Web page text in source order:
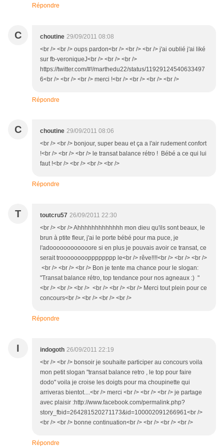
Répondre
C choutine 29/09/2011 08:08
<br /> <br /> oups pardon<br /> <br /> <br /> j'ai oublié j'ai liké
sur fb-veroniqueJ<br /> <br /> <br />
https://twitter.com/#!/marthedu22/status/11929124540633497
6<br /> <br /> <br /> merci !<br /> <br /> <br /> <br />
Répondre
C choutine 29/09/2011 08:06
<br /> <br /> bonjour, super beau et ça a l'air rudement confort
!<br /> <br /> <br /> le transat balance rétro ! Bébé a ce qui lui
faut !<br /> <br /> <br /> <br />
Répondre
T toutcru57 26/09/2011 22:30
<br /> <br /> Ahhhhhhhhhhhhh mon dieu qu'ils sont beaux, le
brun à ptite fleur, j'ai le porte bébé pour ma puce, je
l'adoooooooooooore si en plus je pouvais avoir ce transat, ce
serait troooooooopppppppp le<br /> rêve!!!!<br /> <br /> <br />
<br /> <br /> <br /> Bon je tente ma chance pour le slogan:
"Transat balance rétro, top tendance pour nos agneaux :) "
<br /> <br /> <br /> <br /> <br /> <br /> Merci tout plein pour ce
concours<br /> <br /> <br /> <br />
Répondre
I indogoth 26/09/2011 22:19
<br /> <br /> bonsoir je souhaite participer au concours voila
mon petit slogan "transat balance retro , le top pour faire
dodo" voila je croise les doigts pour ma choupinette qui
arriveras bientot....<br /> merci <br /> <br /> <br /> je partage
avec plaisir :http://www.facebook.com/permalink.php?
story_fbid=264281520271173&id=100002091266961<br />
<br /> <br /> bonne continuation<br /> <br /> <br /> <br />
Répondre